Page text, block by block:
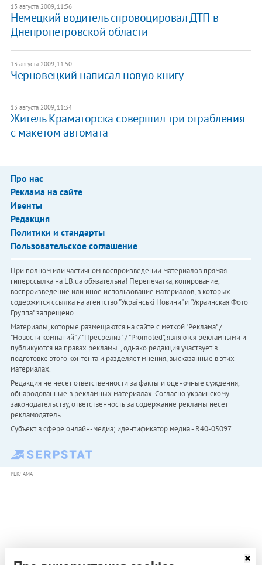
13 августа 2009, 11:56
Немецкий водитель спровоцировал ДТП в
Днепропетровской области
13 августа 2009, 11:50
Черновецкий написал новую книгу
13 августа 2009, 11:34
Житель Краматорска совершил три ограбления
с макетом автомата
Про нас
Реклама на сайте
Ивенты
Редакция
Политики и стандарты
Пользовательское соглашение
При полном или частичном воспроизведении материалов прямая
гиперссылка на LB.ua обязательна! Перепечатка, копирование,
воспроизведение или иное использование материалов, в которых
содержится ссылка на агентство "Українськi Новини" и "Украинская Фото
Группа" запрещено.
Материалы, которые размещаются на сайте с меткой "Реклама" /
"Новости компаний" / "Пресрелиз" / "Promoted", являются рекламными и
публикуются на правах рекламы. , однако редакция участвует в
подготовке этого контента и разделяет мнения, высказанные в этих
материалах.
Редакция не несет ответственности за факты и оценочные суждения,
обнародованные в рекламных материалах. Согласно украинскому
законодательству, ответственность за содержание рекламы несет
рекламодатель.
Субъект в сфере онлайн-медиа; идентификатор медиа - R40-05097
РЕКЛАМА